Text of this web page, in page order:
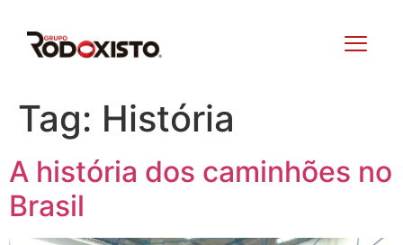
Tag: História
A história dos caminhões no
Brasil